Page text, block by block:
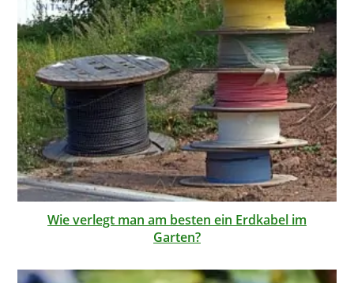
Wie verlegt man am besten ein Erdkabel im
Garten?